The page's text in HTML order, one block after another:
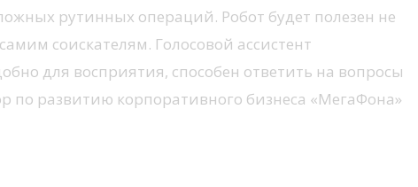
рутинных операций. Робот будет полезен не
соискателям. Голосовой ассистент
для восприятия, способен ответить на вопросы
по развитию корпоративного бизнеса «МегаФона»